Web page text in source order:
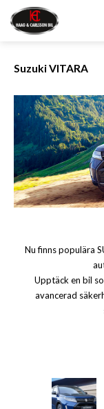
Suzuki VITARA
Nu finns populära
Upptäck en bil
avancerad